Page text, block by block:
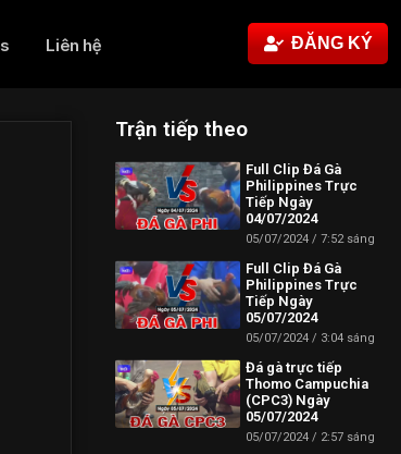
Liên hệ ĐĂNG KÝ
Trận tiếp theo
Full Clip Đá Gà
Philippines Trực
Tiếp Ngày
04/07/2024
05/07/2024 7:52 sáng
Full Clip Đá Gà
Philippines Trực
Tiếp Ngày
05/07/2024
05/07/2024 3:04 sáng
Đá gà trực tiếp
Thomo Campuchia
(CPC3) Ngày
05/07/2024
05/07/2024 2:57 sáng